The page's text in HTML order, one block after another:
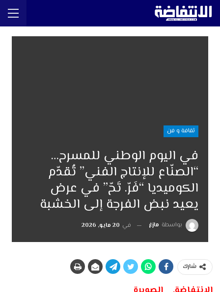
ثقافة و فن
في اليوم الوطني للمسرح…
“الصنّاع للإنتاج الفني” تُقدّم
الكوميديا “فَرّ. تَحّ” في عرض
يعيد نبض الفرجة إلى الخشبة
بواسطة مازغ في 20 مايو, 2026
شارك